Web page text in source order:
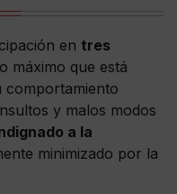
en tres
máximo que está
comportamiento
y malos modos
a la
minimizado por la